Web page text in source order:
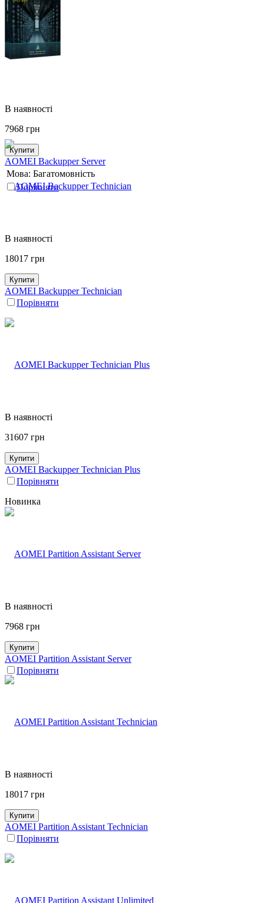
В наявності
7968 грн
Купити
AOMEI Backupper Server
Мова: Багатомовність
Порівняти
В наявності
18017 грн
Купити
AOMEI Backupper Technician
Порівняти
В наявності
31607 грн
Купити
AOMEI Backupper Technician Plus
Порівняти
Новинка
В наявності
7968 грн
Купити
AOMEI Partition Assistant Server
Порівняти
В наявності
18017 грн
Купити
AOMEI Partition Assistant Technician
Порівняти